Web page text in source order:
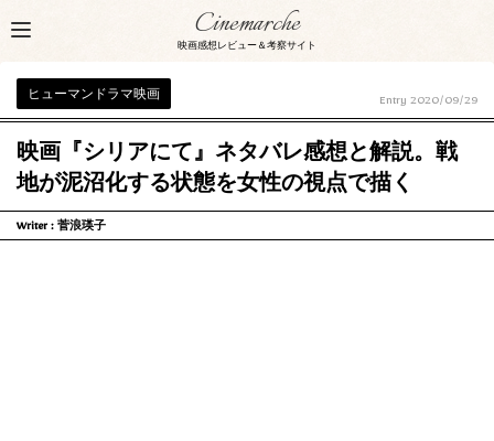
Cinemarche
映画感想レビュー＆考察サイト
ヒューマンドラマ映画
Entry 2020/09/29
映画『シリアにて』ネタバレ感想と解説。戦
地が泥沼化する状態を女性の視点で描く
Writer : 菅浪瑛子